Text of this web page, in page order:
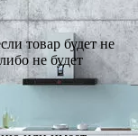
товар будет не
не будет